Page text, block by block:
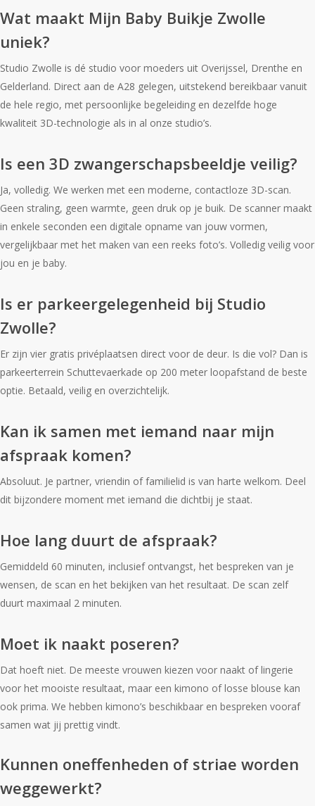
Wat maakt Mijn Baby Buikje Zwolle
uniek?
Studio Zwolle is dé studio voor moeders uit Overijssel, Drenthe en
Gelderland. Direct aan de A28 gelegen, uitstekend bereikbaar vanuit
de hele regio, met persoonlijke begeleiding en dezelfde hoge
kwaliteit 3D-technologie als in al onze studio’s.
Is een 3D zwangerschapsbeeldje veilig?
Ja, volledig. We werken met een moderne, contactloze 3D-scan.
Geen straling, geen warmte, geen druk op je buik. De scanner maakt
in enkele seconden een digitale opname van jouw vormen,
vergelijkbaar met het maken van een reeks foto’s. Volledig veilig voor
jou en je baby.
Is er parkeergelegenheid bij Studio
Zwolle?
Er zijn vier gratis privéplaatsen direct voor de deur. Is die vol? Dan is
parkeerterrein Schuttevaerkade op 200 meter loopafstand de beste
optie. Betaald, veilig en overzichtelijk.
Kan ik samen met iemand naar mijn
afspraak komen?
Absoluut. Je partner, vriendin of familielid is van harte welkom. Deel
dit bijzondere moment met iemand die dichtbij je staat.
Hoe lang duurt de afspraak?
Gemiddeld 60 minuten, inclusief ontvangst, het bespreken van je
wensen, de scan en het bekijken van het resultaat. De scan zelf
duurt maximaal 2 minuten.
Moet ik naakt poseren?
Dat hoeft niet. De meeste vrouwen kiezen voor naakt of lingerie
voor het mooiste resultaat, maar een kimono of losse blouse kan
ook prima. We hebben kimono’s beschikbaar en bespreken vooraf
samen wat jij prettig vindt.
Kunnen oneffenheden of striae worden
weggewerkt?